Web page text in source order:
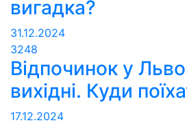
вигадка?
31.12.2024
3248
Відпочинок у
вихідні. Куди
17.12.2024